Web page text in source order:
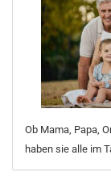
Ob Mama, Papa,
haben sie alle im